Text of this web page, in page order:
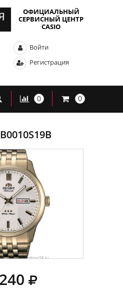
ОФИЦИАЛЬНЫЙ
СЕРВИСНЫЙ ЦЕНТР
CASIO
Войти
Регистрация
0 0